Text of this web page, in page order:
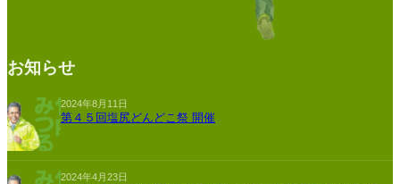
お知らせ
2024年8月11日
第４５回塩尻どんどこ祭 開催
2024年4月23日